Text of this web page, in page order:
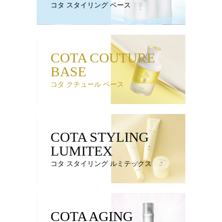
コタ スタイリング ベース
COTA COUTURE
BASE
コタ クチュール ベース
COTA STYLING
LUMITEX
コタ スタイリング ルミテックス
COTA AGING